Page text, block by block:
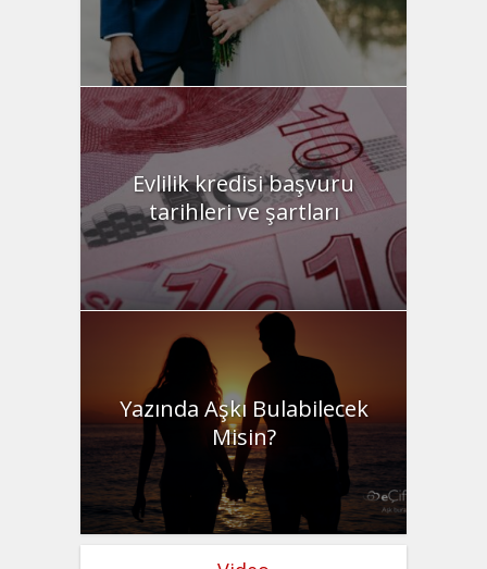
Evlilik kredisi başvuru
tarihleri ve şartları
Yazında Aşkı Bulabilecek
Misin?